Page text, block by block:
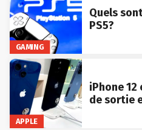
GAMING
Quels
PS5?
APPLE
iPhone
de sortie